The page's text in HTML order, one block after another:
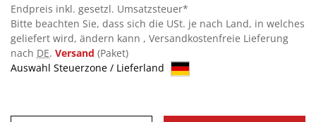
Endpreis inkl. gesetzl. Umsatzsteuer*
Bitte beachten Sie, dass sich die USt. je nach Land, in welches
geliefert wird, ändern kann , Versandkostenfreie Lieferung
nach DE. Versand (Paket)
Auswahl Steuerzone / Lieferland